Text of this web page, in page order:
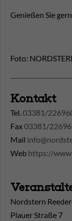
Genießen Sie
Foto:
Kontakt
Tel.03381/
Fax03381/
Mail
Web https://
Nordstern
Plauer Straße 7